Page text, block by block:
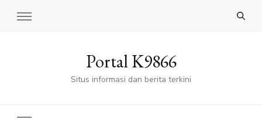
Portal K9866
Situs informasi dan berita terkini